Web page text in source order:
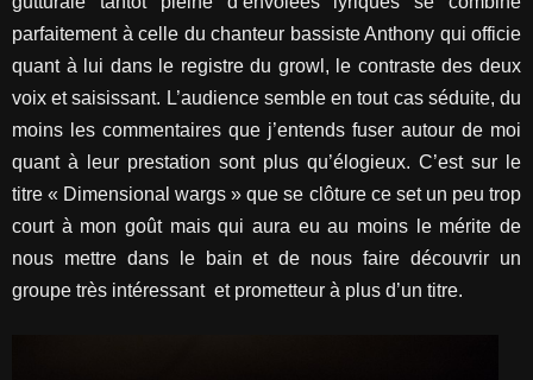
parfaitement à celle du chanteur bassiste Anthony qui officie
quant à lui dans le registre du growl, le contraste des deux
voix et saisissant. L’audience semble en tout cas séduite, du
moins les commentaires que j’entends fuser autour de moi
quant à leur prestation sont plus qu’élogieux. C’est sur le
titre « Dimensional wargs » que se clôture ce set un peu trop
court à mon goût mais qui aura eu au moins le mérite de
nous mettre dans le bain et de nous faire découvrir un
groupe très intéressant et prometteur à plus d’un titre.